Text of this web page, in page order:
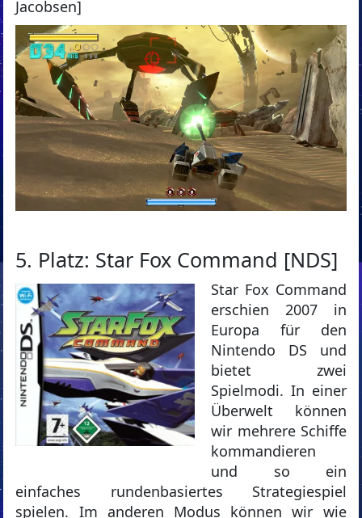
Jacobsen]
5. Platz: Star Fox Command [NDS]
Star Fox Command
erschien 2007 in
Europa für den
Nintendo DS und
bietet zwei
Spielmodi. In einer
Überwelt können
wir mehrere Schiffe
kommandieren
und so ein
einfaches rundenbasiertes Strategiespiel
spielen. Im anderen Modus können wir wie